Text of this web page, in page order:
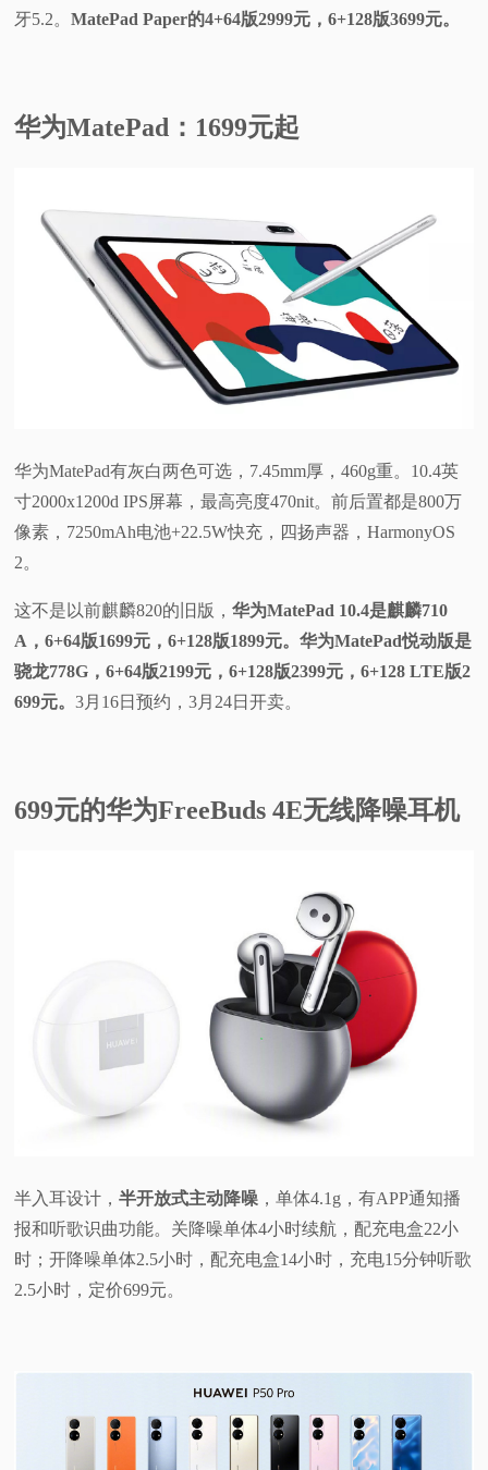
牙5.2。MatePad Paper的4+64版2999元，6+128版3699元。
华为MatePad：1699元起
华为MatePad有灰白两色可选，7.45mm厚，460g重。10.4英
寸2000x1200d IPS屏幕，最高亮度470nit。前后置都是800万
像素，7250mAh电池+22.5W快充，四扬声器，HarmonyOS
2。
这不是以前麒麟820的旧版，华为MatePad 10.4是麒麟710
A，6+64版1699元，6+128版1899元。华为MatePad悦动版是
骁龙778G，6+64版2199元，6+128版2399元，6+128 LTE版2
699元。3月16日预约，3月24日开卖。
699元的华为FreeBuds 4E无线降噪耳机
半入耳设计，半开放式主动降噪 ，单体4.1g，有APP通知播
报和听歌识曲功能。关降噪单体4小时续航，配充电盒22小
时；开降噪单体2.5小时，配充电盒14小时，充电15分钟听歌
2.5小时，定价699元。